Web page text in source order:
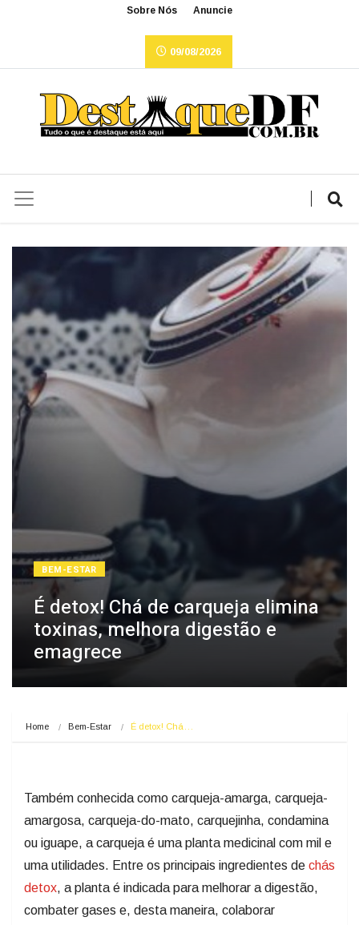
Sobre Nós Anuncie
09/08/2026
BEM-ESTAR
É detox! Chá de carqueja elimina
toxinas, melhora digestão e
emagrece
Home Bem-Estar É detox! Chá…
Também conhecida como carqueja-amarga, carqueja-
amargosa, carqueja-do-mato, carquejinha, condamina
ou iguape, a carqueja é uma planta medicinal com mil e
uma utilidades. Entre os principais ingredientes de chás
detox, a planta é indicada para melhorar a digestão,
combater gases e, desta maneira, colaborar